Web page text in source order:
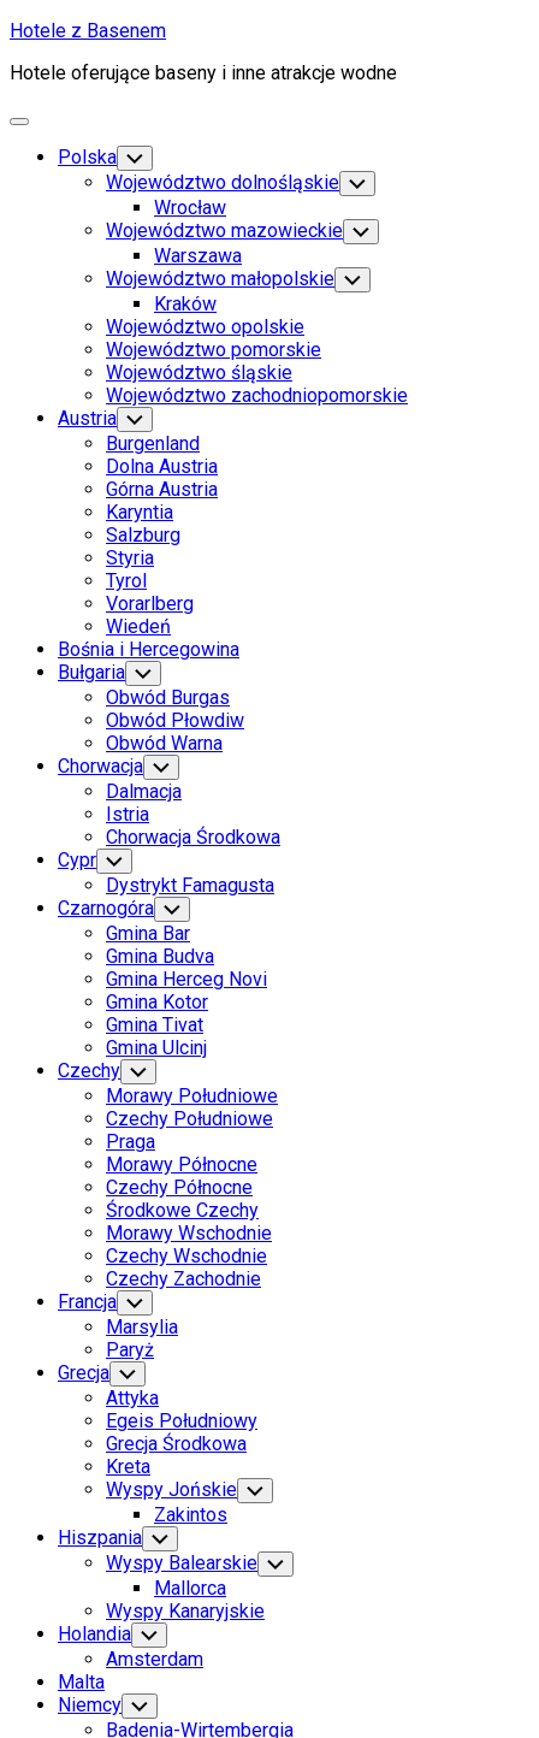
Skip
content
Hotele z Basenem
Hotele oferujące baseny i inne atrakcje wodne
Expand
Polska Toggle
Child
Menu
Województwo dolnośląskie Toggle
Child
Menu
Wrocław
Województwo mazowieckie Toggle
Child
Menu
Warszawa
Województwo małopolskie Toggle
Child
Kraków
Województwo opolskie
Województwo pomorskie
Województwo śląskie
Województwo zachodniopomorskie
Current
Page
Parent
Austria Toggle
Child
Menu
Burgenland
Dolna Austria
Górna Austria
Current
Page
Parent
Karyntia
Current
Page
Parent
Salzburg
Styria
Tyrol
Vorarlberg
Wiedeń
Bośnia i Hercegowina
Bułgaria Toggle
Child
Menu
Obwód Burgas
Obwód Płowdiw
Obwód Warna
Chorwacja Toggle
Child
Menu
Dalmacja
Istria
Chorwacja Środkowa
Cypr Toggle
Child
Menu
Dystrykt Famagusta
Czarnogóra Toggle
Child
Menu
Gmina Bar
Gmina Budva
Gmina Herceg Novi
Gmina Kotor
Gmina Tivat
Gmina Ulcinj
Czechy Toggle
Child
Menu
Morawy Południowe
Czechy Południowe
Praga
Morawy Północne
Czechy Północne
Środkowe Czechy
Morawy Wschodnie
Czechy Wschodnie
Czechy Zachodnie
Francja Toggle
Child
Menu
Marsylia
Paryż
Grecja Toggle
Child
Menu
Attyka
Egeis Południowy
Grecja Środkowa
Kreta
Wyspy Jońskie Toggle
Child
Zakintos
Hiszpania Toggle
Child
Menu
Wyspy Balearskie Toggle
Child
Mallorca
Wyspy Kanaryjskie
Holandia Toggle
Child
Menu
Amsterdam
Malta
Niemcy Toggle
Child
Badenia-Wirtembergia